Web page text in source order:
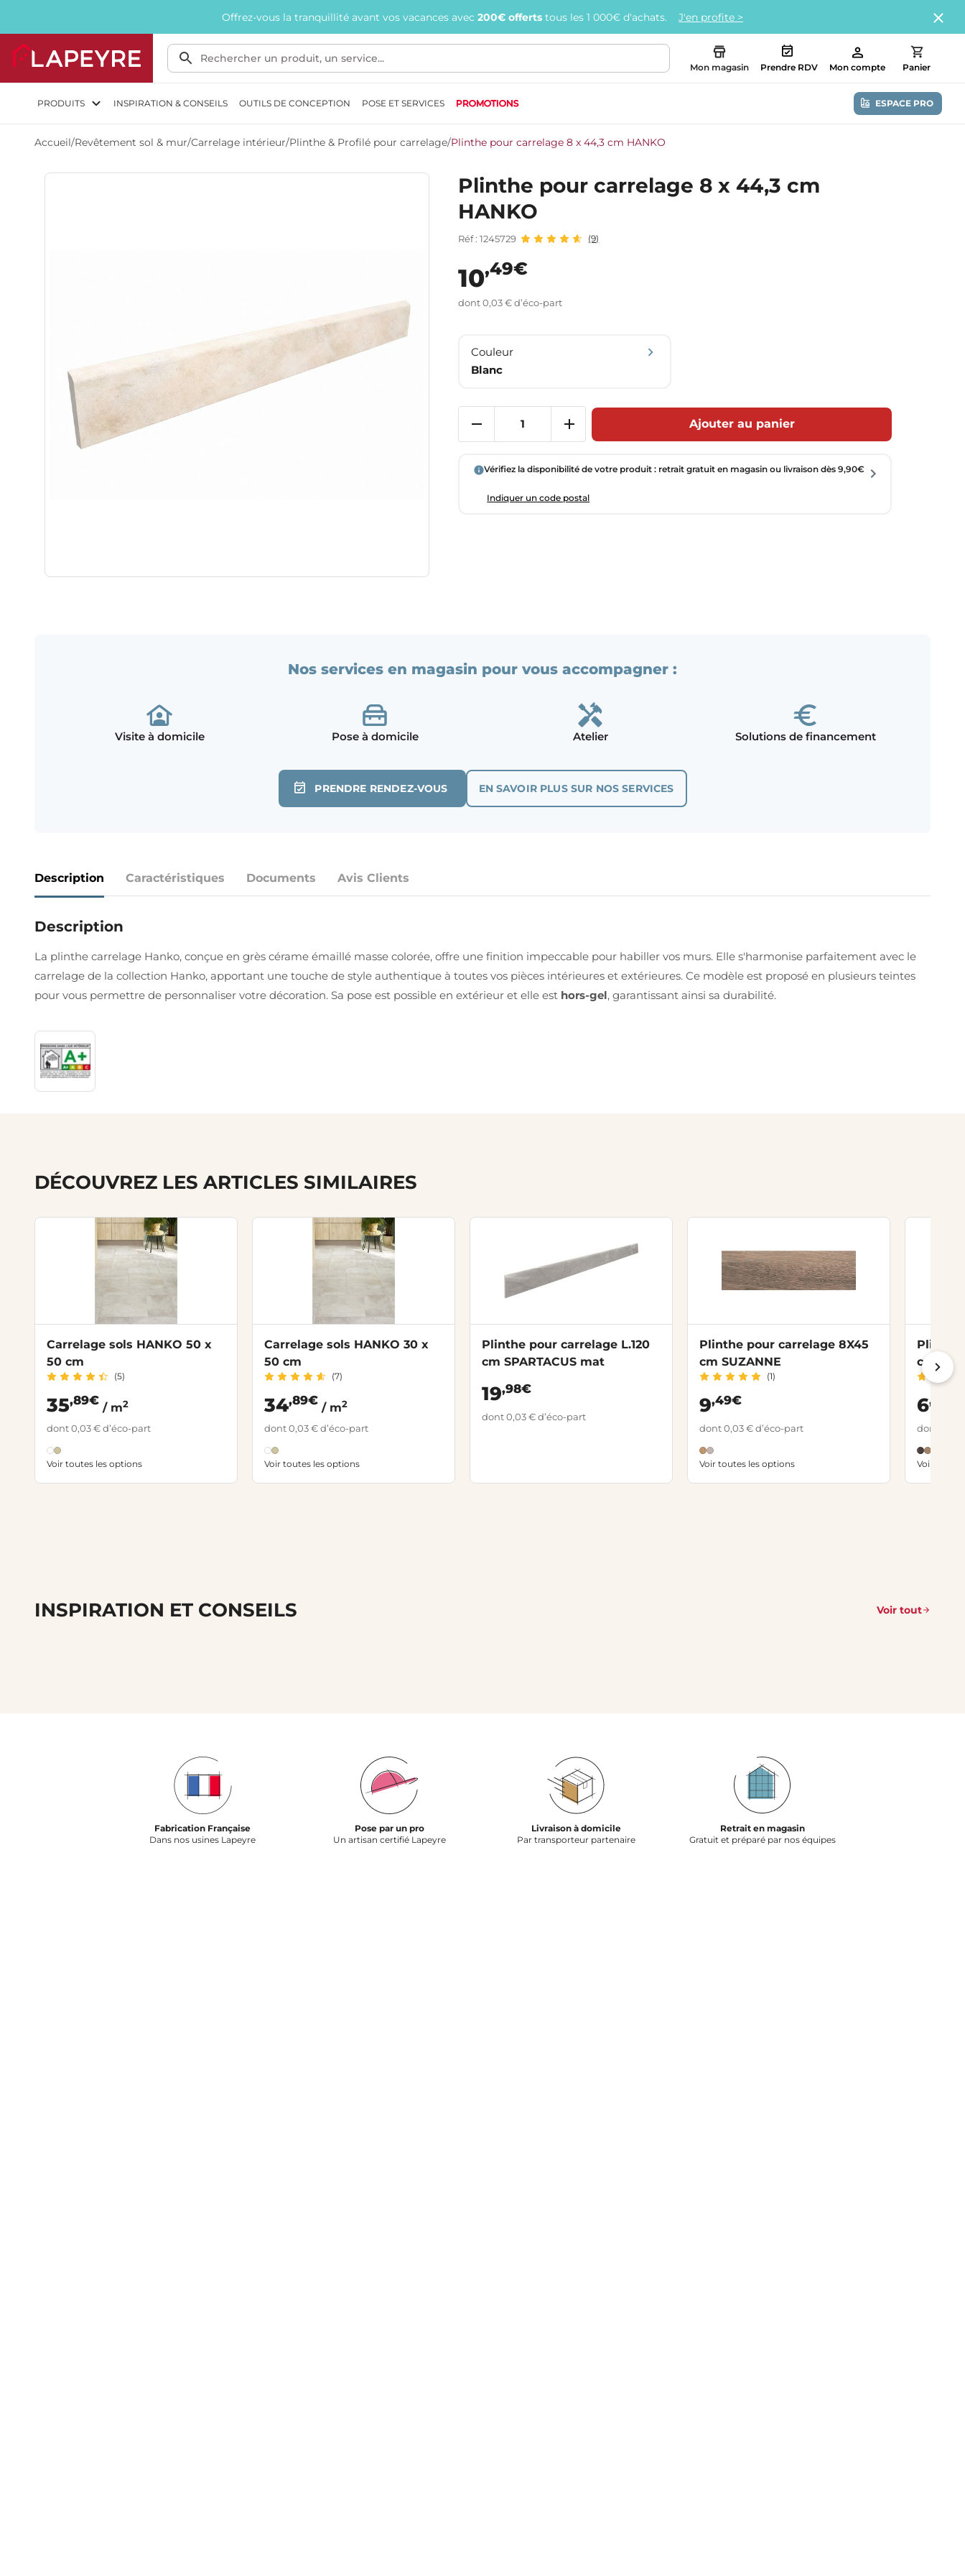
Offrez-vous la tranquillité avant vos vacances avec 200€ offerts tous les 1 000€ d'achats. J'en profite >
Mon magasin Prendre RDV Mon compte Panier
PRODUITS INSPIRATION & CONSEILS OUTILS DE CONCEPTION POSE ET SERVICES PROMOTIONS ESPACE PRO
Accueil/Revêtement sol & mur/Carrelage intérieur/Plinthe & Profilé pour carrelage/Plinthe pour carrelage 8 x 44,3 cm HANKO
Plinthe pour carrelage 8 x 44,3 cm
HANKO
Réf : 1245729 (9)
10,49€
dont 0,03 € d’éco-part
Couleur
Blanc
Ajouter au panier
Vérifiez la disponibilité de votre produit : retrait gratuit en magasin ou livraison dès 9,90€
Indiquer un code postal
Nos services en magasin pour vous accompagner :
Visite à domicile Pose à domicile Atelier Solutions de financement
PRENDRE RENDEZ-VOUS EN SAVOIR PLUS SUR NOS SERVICES
Description Caractéristiques Documents Avis Clients
Description
La plinthe carrelage Hanko, conçue en grès cérame émaillé masse colorée, offre une finition impeccable pour habiller vos murs. Elle s'harmonise parfaitement avec le
carrelage de la collection Hanko, apportant une touche de style authentique à toutes vos pièces intérieures et extérieures. Ce modèle est proposé en plusieurs teintes
pour vous permettre de personnaliser votre décoration. Sa pose est possible en extérieur et elle est hors-gel, garantissant ainsi sa durabilité.
DÉCOUVREZ LES ARTICLES SIMILAIRES
Carrelage sols HANKO 50 x
50 cm
(5)
35,89€
/ m2
dont 0,03 € d’éco-part
Voir toutes les options
Carrelage sols HANKO 30 x
50 cm
(7)
34,89€
/ m2
dont 0,03 € d’éco-part
Voir toutes les options
Plinthe pour carrelage L.120
cm SPARTACUS mat
19,98€
dont 0,03 € d’éco-part
Plinthe pour carrelage 8X45
cm SUZANNE
(1)
9,49€
dont 0,03 € d’éco-part
Voir toutes les options
Plinthe
cm
6,49€
dont 0,03
Voir
INSPIRATION ET CONSEILS Voir tout
Fabrication Française
Dans nos usines Lapeyre
Pose par un pro
Un artisan certifié Lapeyre
Livraison à domicile
Par transporteur partenaire
Retrait en magasin
Gratuit et préparé par nos équipes